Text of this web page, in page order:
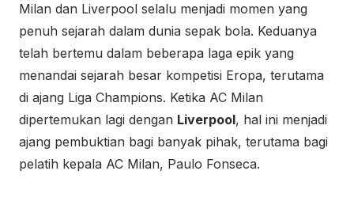
Milan dan Liverpool selalu menjadi momen yang
penuh sejarah dalam dunia sepak bola. Keduanya
telah bertemu dalam beberapa laga epik yang
menandai sejarah besar kompetisi Eropa, terutama
di ajang Liga Champions. Ketika AC Milan
dipertemukan lagi dengan Liverpool, hal ini menjadi
ajang pembuktian bagi banyak pihak, terutama bagi
pelatih kepala AC Milan, Paulo Fonseca.